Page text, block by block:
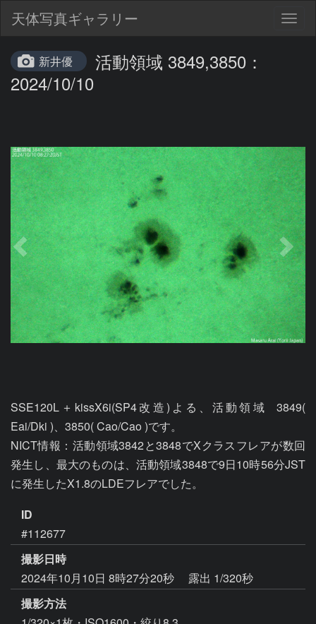
天体写真ギャラリー
新井優
活動領域 3849,3850：
2024/10/10
SSE120L＋kissX6i(SP4改造)よる、活動領域  3849(
Eai/Dki )、3850( Cao/Cao )です。
NICT情報：活動領域3842と3848でXクラスフレアが数回
発生し、最大のものは、活動領域3848で9日10時56分JST
に発生したX1.8のLDEフレアでした。
ID
#112677
撮影日時
2024年10月10日 8時27分20秒
露出 1/320秒
撮影方法